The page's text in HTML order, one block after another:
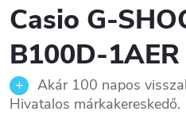
Casio G-
B100D-
Akár 100 napos
Hivatalos márkakereskedő.